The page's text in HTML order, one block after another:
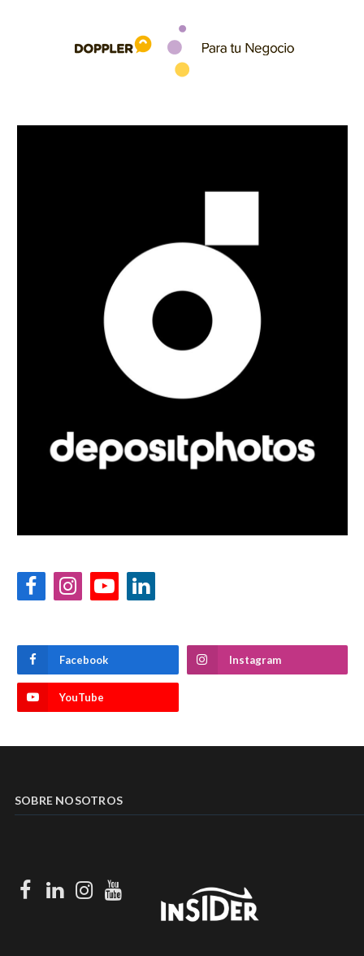
FacebookInstagramYouTubeLinkedIn
Facebook Instagram
YouTube
SOBRE NOSOTROS
Facebook
LinkedIn
Instagram
Youtube